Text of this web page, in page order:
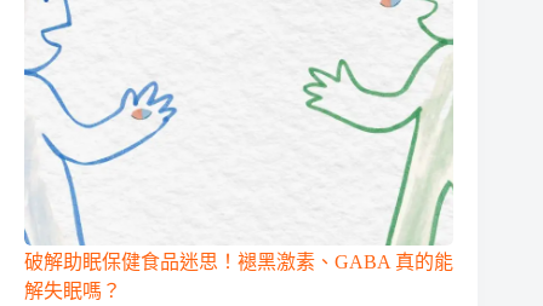
破解助眠保健食品迷思！褪黑激素、GABA 真的能
解失眠嗎？